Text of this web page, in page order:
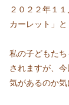
２０２２年１
カーレット」と
私の子どもた
されますが、
気があるのか気